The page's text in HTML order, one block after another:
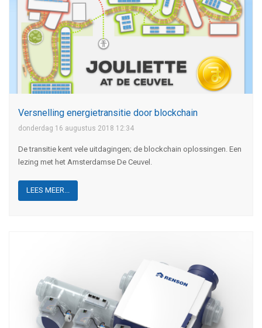
Versnelling energietransitie door blockchain
donderdag 16 augustus 2018 12:34
De transitie kent vele uitdagingen; de blockchain oplossingen. Een
lezing met het Amsterdamse De Ceuvel.
LEES MEER...